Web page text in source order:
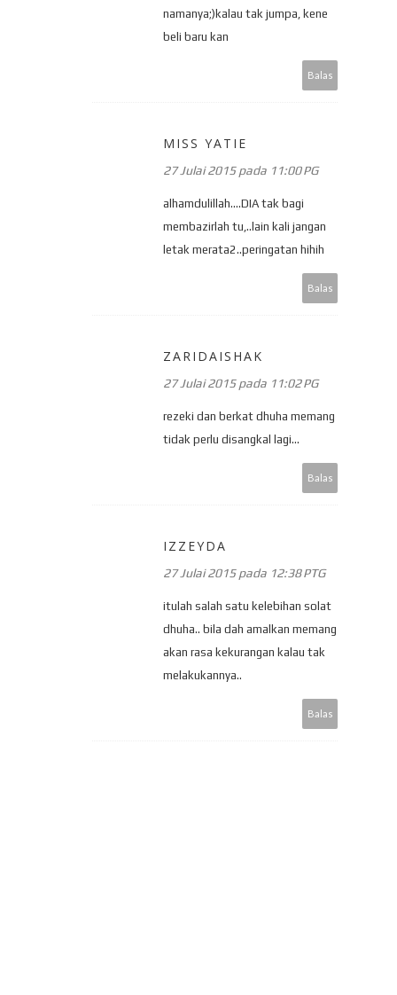
namanya;)kalau tak jumpa, kene
beli baru kan
Balas
MISS YATIE
27 Julai 2015 pada 11:00 PG
alhamdulillah....DIA tak bagi
membazirlah tu,..lain kali jangan
letak merata2..peringatan hihih
Balas
ZARIDAISHAK
27 Julai 2015 pada 11:02 PG
rezeki dan berkat dhuha memang
tidak perlu disangkal lagi...
Balas
IZZEYDA
27 Julai 2015 pada 12:38 PTG
itulah salah satu kelebihan solat
dhuha.. bila dah amalkan memang
akan rasa kekurangan kalau tak
melakukannya..
Balas